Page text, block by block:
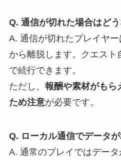
Q. 通信が切れた場合はどう
A. 通信が切れたプレイヤ
から離脱します。クエスト
で続行できます。
ただし、 報酬や素材がもら
ため注意が必要です。
Q. ローカル通信でデータ
A. 通常のプレイではデー